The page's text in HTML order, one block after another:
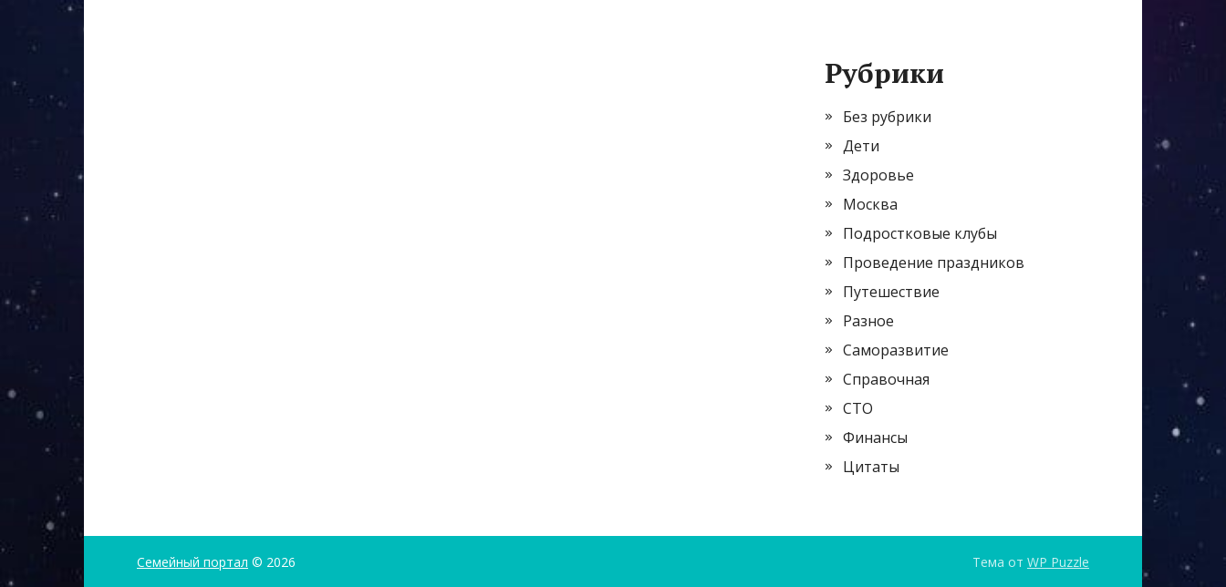
Рубрики
Без рубрики
Дети
Здоровье
Москва
Подростковые клубы
Проведение праздников
Путешествие
Разное
Саморазвитие
Справочная
СТО
Финансы
Цитаты
Семейный портал © 2026 Тема от WP Puzzle